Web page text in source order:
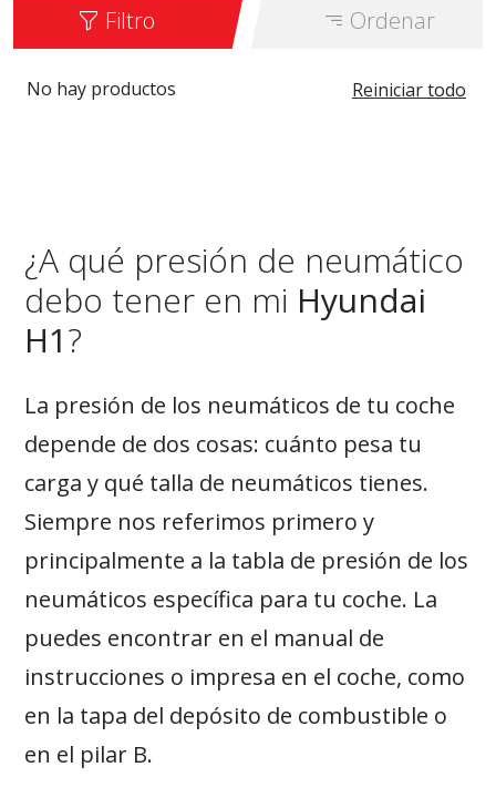
Filtro Ordenar
Reiniciar todo
No hay productos
¿A qué presión de neumático
debo tener en mi Hyundai
H1?
La presión de los neumáticos de tu coche
depende de dos cosas: cuánto pesa tu
carga y qué talla de neumáticos tienes.
Siempre nos referimos primero y
principalmente a la tabla de presión de los
neumáticos específica para tu coche. La
puedes encontrar en el manual de
instrucciones o impresa en el coche, como
en la tapa del depósito de combustible o
en el pilar B.